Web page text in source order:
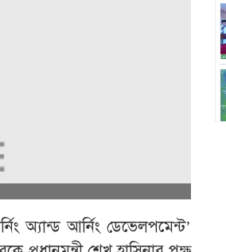
অ্যান্ড আর্নিং ডেভেলপমেন্ট’